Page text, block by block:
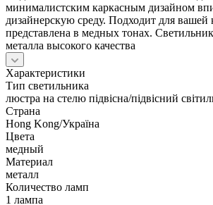
минималистским каркасным дизайном
дизайнерскую среду. Подходит для
представлена в медных тонах.
металла высокого качества
Характеристики
Тип светильника
люстра на стелю підвісна/підвісний
Страна
Hong Kong/Україна
Цвета
медный
Материал
металл
Количество ламп
1 лампа